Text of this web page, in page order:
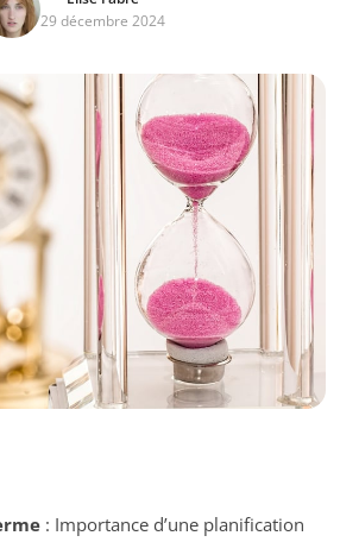
29 décembre 2024
: Importance d’une planification